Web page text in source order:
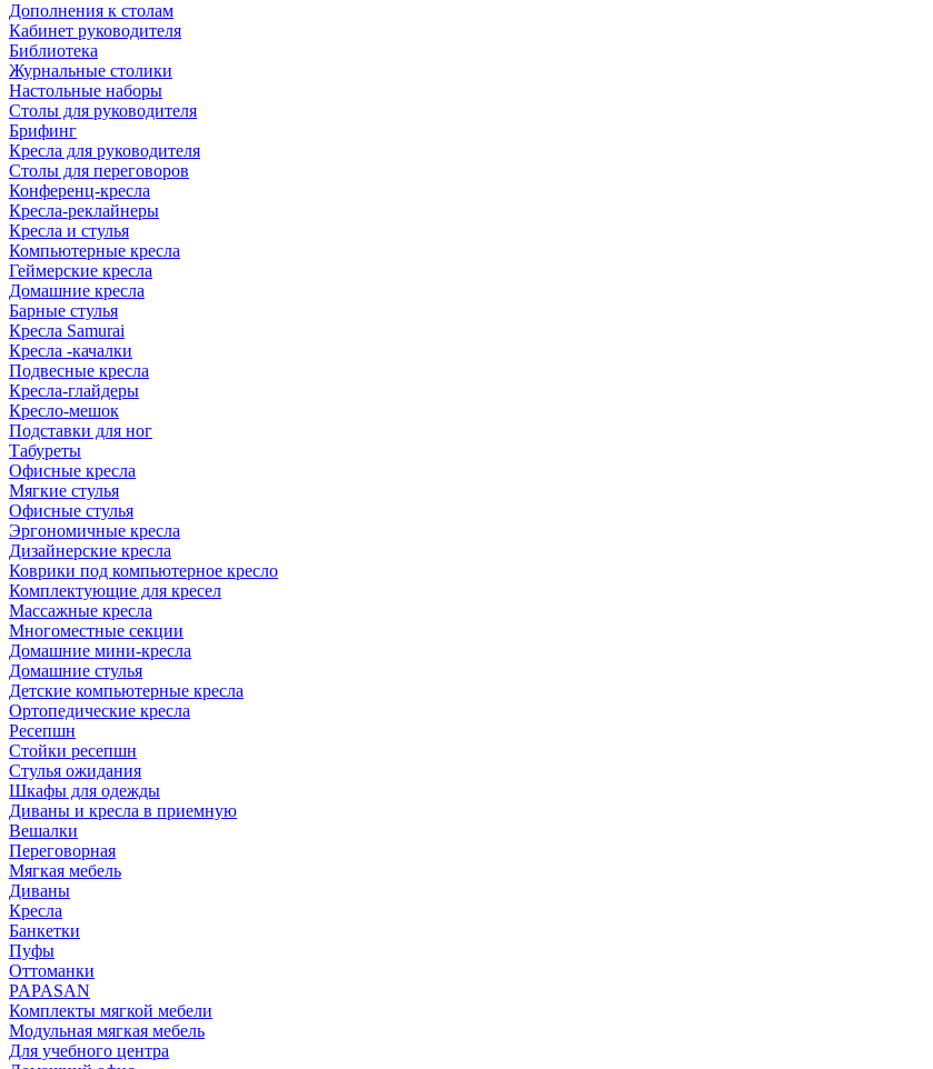
Дополнения к столам
Кабинет руководителя
Библиотека
Журнальные столики
Настольные наборы
Столы для руководителя
Брифинг
Кресла для руководителя
Столы для переговоров
Конференц-кресла
Кресла-реклайнеры
Кресла и стулья
Компьютерные кресла
Геймерские кресла
Домашние кресла
Барные стулья
Кресла Samurai
Кресла -качалки
Подвесные кресла
Кресла-глайдеры
Кресло-мешок
Подставки для ног
Табуреты
Офисные кресла
Мягкие стулья
Офисные стулья
Эргономичные кресла
Дизайнерские кресла
Коврики под компьютерное кресло
Комплектующие для кресел
Массажные кресла
Многоместные секции
Домашние мини-кресла
Домашние стулья
Детские компьютерные кресла
Ортопедические кресла
Ресепшн
Стойки ресепшн
Стулья ожидания
Шкафы для одежды
Диваны и кресла в приемную
Вешалки
Переговорная
Мягкая мебель
Диваны
Кресла
Банкетки
Пуфы
Оттоманки
PAPASAN
Комплекты мягкой мебели
Модульная мягкая мебель
Для учебного центра